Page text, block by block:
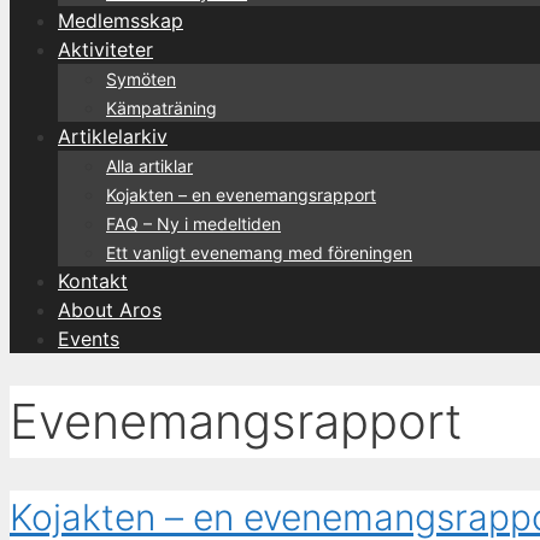
Medlemsskap
Aktiviteter
Symöten
Kämpaträning
Artiklelarkiv
Alla artiklar
Kojakten – en evenemangsrapport
FAQ – Ny i medeltiden
Ett vanligt evenemang med föreningen
Kontakt
About Aros
Events
Evenemangsrapport
Kojakten – en